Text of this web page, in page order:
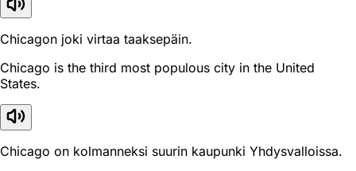
Chicagon joki virtaa taaksepäin.
Chicago is the third most populous city in the United
States.
Chicago on kolmanneksi suurin kaupunki Yhdysvalloissa.